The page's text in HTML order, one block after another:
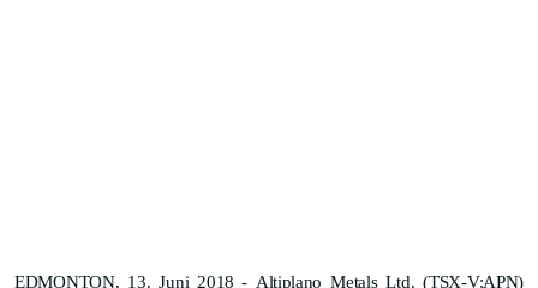
EDMONTON, 13. Juni 2018 - Altiplano Metals Ltd. (TSX-V:APN)